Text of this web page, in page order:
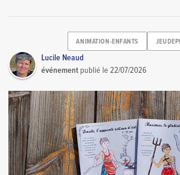
ANIMATION-ENFANTS
Lucile Neaud
événement publié le22/07/2026